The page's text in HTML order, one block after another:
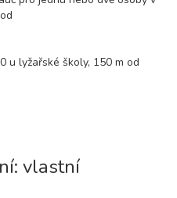
u lyžařské školy, 150 m od
vlastní